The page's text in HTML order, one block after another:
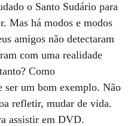
o Santo Sudário para
Mas há modos e modos
amigos não detectaram
com uma realidade
Como
ser um bom exemplo. Não
refletir, mudar de vida.
assistir em DVD.